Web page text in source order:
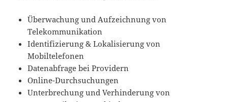
Überwachung und Aufzeichnung von
Telekommunikation
Identifizierung & Lokalisierung von
Mobiltelefonen
Datenabfrage bei Providern
Online-Durchsuchungen
Unterbrechung und Verhinderung von